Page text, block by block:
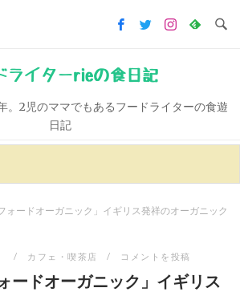
ライターrieの食日記
。2児のママでもあるフードライターの食遊
日記
ォードオーガニック」イギリス発祥のオーガニック
カフェ・喫茶店 コメントを投稿
ードオーガニック」イギリス